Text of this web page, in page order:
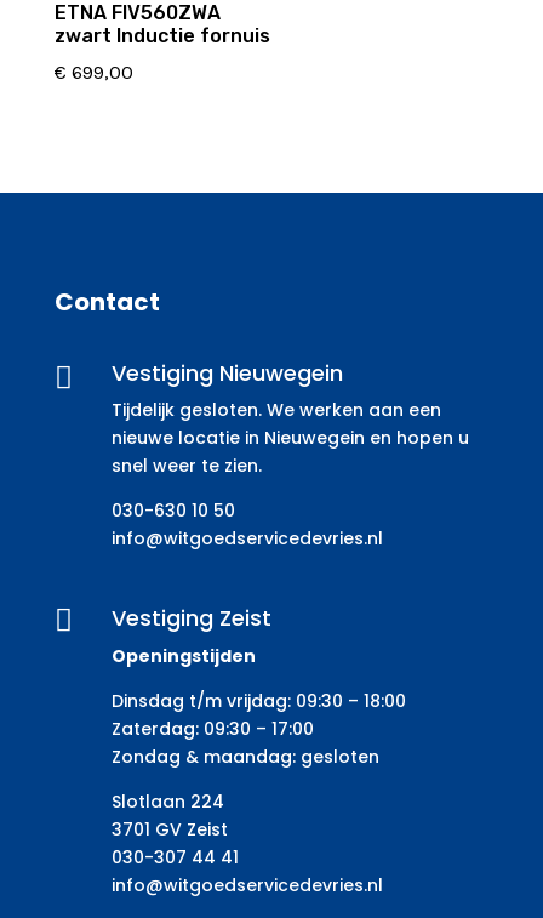
ETNA FIV560ZWA
zwart Inductie fornuis
€ 699,00
Contact
 Vestiging Nieuwegein
Tijdelijk gesloten. We werken aan een
nieuwe locatie in Nieuwegein en hopen u
snel weer te zien.
030-630 10 50
info@witgoedservicedevries.nl
 Vestiging Zeist
Openingstijden
Dinsdag t/m vrijdag: 09:30 – 18:00
Zaterdag: 09:30 – 17:00
Zondag & maandag: gesloten
Slotlaan 224
3701 GV Zeist
030-307 44 41
info@witgoedservicedevries.nl